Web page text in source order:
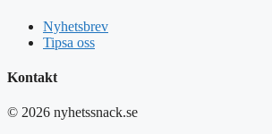
Nyhetsbrev
Tipsa oss
Kontakt
© 2026 nyhetssnack.se